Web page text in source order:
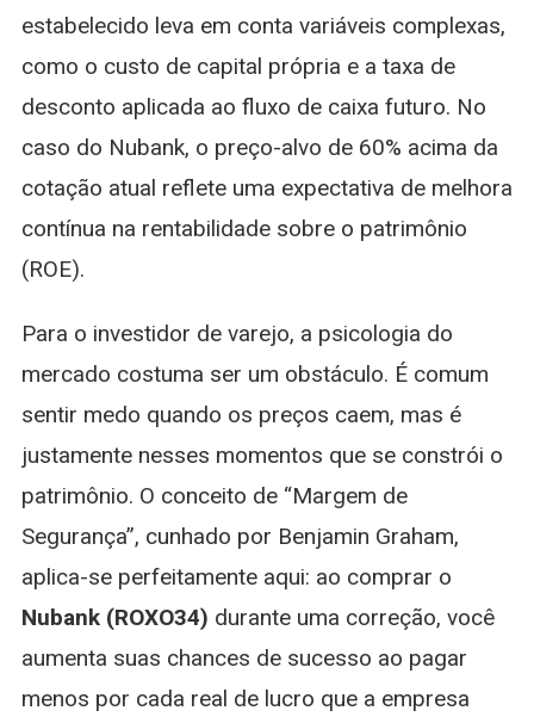
estabelecido leva em conta variáveis complexas,
como o custo de capital própria e a taxa de
desconto aplicada ao fluxo de caixa futuro. No
caso do Nubank, o preço-alvo de 60% acima da
cotação atual reflete uma expectativa de melhora
contínua na rentabilidade sobre o patrimônio
(ROE).
Para o investidor de varejo, a psicologia do
mercado costuma ser um obstáculo. É comum
sentir medo quando os preços caem, mas é
justamente nesses momentos que se constrói o
patrimônio. O conceito de “Margem de
Segurança”, cunhado por Benjamin Graham,
aplica-se perfeitamente aqui: ao comprar o
Nubank (ROXO34) durante uma correção, você
aumenta suas chances de sucesso ao pagar
menos por cada real de lucro que a empresa